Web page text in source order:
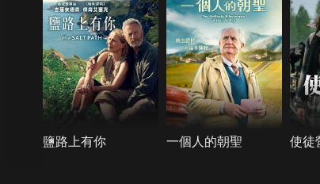
鹽路上有你 一個人的朝聖 使徒